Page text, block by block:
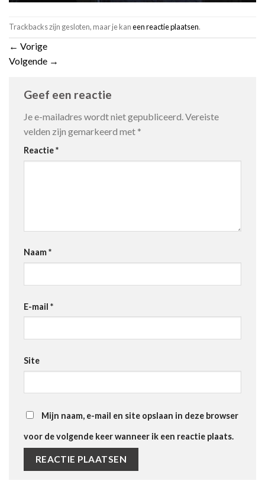
Trackbacks zijn gesloten, maar je kaneen reactie plaatsen.
← Vorige
Volgende →
Geef een reactie
Je e-mailadres wordt niet gepubliceerd.Vereiste
velden zijn gemarkeerd met *
Reactie*
Naam*
E-mail *
Site
Mijn naam, e-mail en site opslaan in deze browser
voor de volgende keer wanneer ik een reactie plaats.